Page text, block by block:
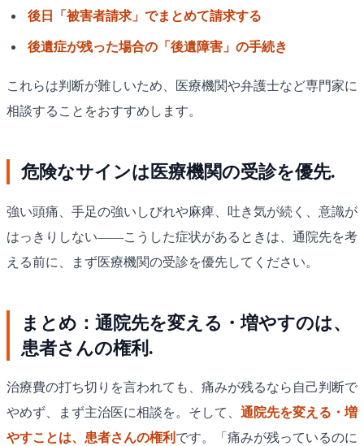
後日「被害者請求」でまとめて請求する
後遺症が残った場合の「後遺障害」の手続き
これらは判断が難しいため、医療機関や弁護士など専門家に
相談することをおすすめします。
危険なサインは医療機関の受診を優先.
強い頭痛、手足の強いしびれや麻痺、吐き気が続く、意識が
はっきりしない——こうした症状があるときは、通院先を考
える前に、まず医療機関の受診を優先してください。
まとめ：通院先を変える・増やすのは、
患者さんの権利.
治療費の打ち切りを言われても、痛みが残るなら自己判断で
やめず、まず主治医に相談を。そして、 通院先を変える・増
やすことは、患者さんの権利 です。「痛みが残っているのに